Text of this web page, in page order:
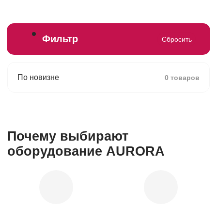
Фильтр Сбросить
По новизне 0 товаров
Почему выбирают
оборудование AURORA